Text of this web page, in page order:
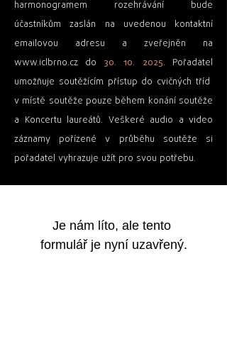
harmonogramem rozehrávání bude
účastníkům zaslán na uvedenou kontaktní
emailovou adresu a zveřejněn na
www.iclbrno.cz do 30. 10. 2025. Pořadatel
umožňuje soutěžícím přístup do cvičných tříd
v místě soutěže pouze během konání soutěže
a Koncertu laureátů. Veškeré audio a video
záznamy pořízené v průběhu soutěže si
pořadatel vyhrazuje užít pro svou potřebu.
Je nám líto, ale tento
formulář je nyní uzavřený.